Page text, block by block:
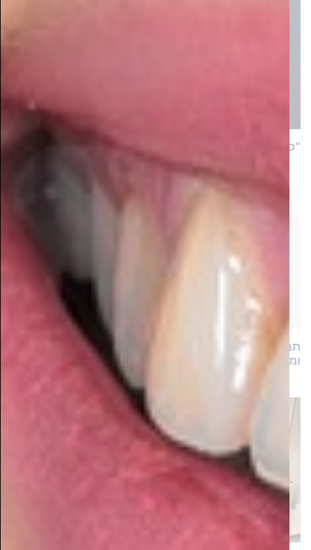
"כיווצנו את לימוד כל שיטות הגיוס לשעות ספורות!"
תחקיר ראשוני: כמה חרדים מרוויחים ביחס לממוצע
ומהן הסיבות לכך